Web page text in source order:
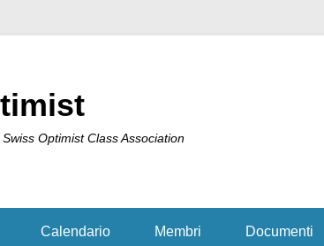
Optimist Class Association
Calendario Membri Documenti